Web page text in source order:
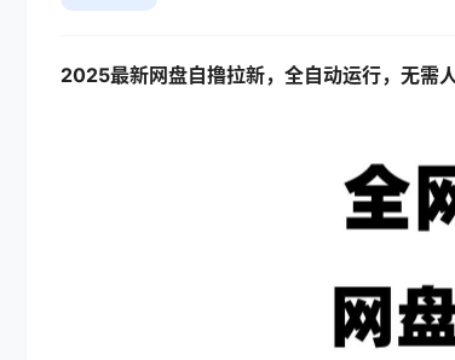
2025最新网盘自撸拉新，全自动运行，无需